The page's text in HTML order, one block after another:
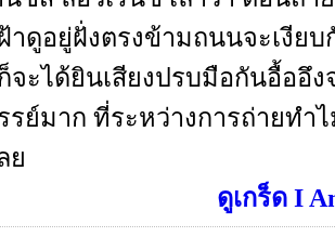
าดูอยู่ฝั่งตรงข้ามถนนจะเงีย
จะได้ยินเสียงปรบมือกันอื้ออึ
รย์มาก ที่ระหว่างการถ่ายทำ
ย
ดูเกร็ด I